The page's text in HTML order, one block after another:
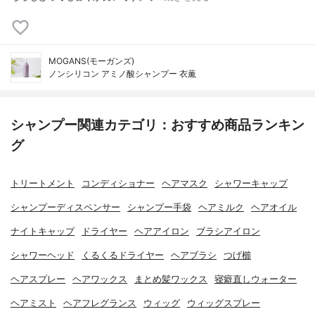
MOGANS(モーガンズ)
ノンシリコン アミノ酸シャンプー 衣薫
シャンプー関連カテゴリ：おすすめ商品ランキン
グ
トリートメント コンディショナー ヘアマスク シャワーキャップ
シャンプーディスペンサー シャンプー手袋 ヘアミルク ヘアオイル
ナイトキャップ ドライヤー ヘアアイロン ブラシアイロン
シャワーヘッド くるくるドライヤー ヘアブラシ つげ櫛
ヘアスプレー ヘアワックス まとめ髪ワックス 寝癖直しウォーター
ヘアミスト ヘアフレグランス ウィッグ ウィッグスプレー